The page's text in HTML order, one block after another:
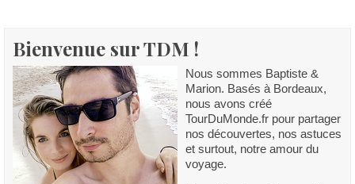
Bienvenue sur TDM !
Nous sommes Baptiste &
Marion. Basés à Bordeaux,
nous avons créé
TourDuMonde.fr pour partager
nos découvertes, nos astuces
et surtout, notre amour du
voyage.